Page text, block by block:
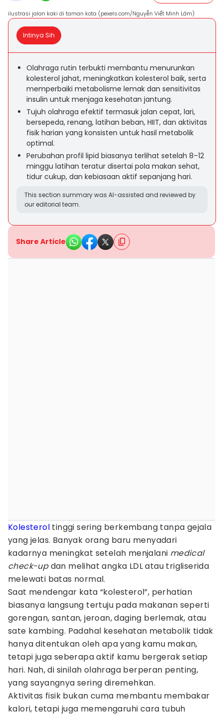
ilustrasi jalan kaki di taman kota (pexels.com/Nguyễn Viết Minh Lâm)
Intinya Sih
Olahraga rutin terbukti membantu menurunkan
kolesterol jahat, meningkatkan kolesterol baik, serta
memperbaiki metabolisme lemak dan sensitivitas
insulin untuk menjaga kesehatan jantung.
Tujuh olahraga efektif termasuk jalan cepat, lari,
bersepeda, renang, latihan beban, HIIT, dan aktivitas
fisik harian yang konsisten untuk hasil metabolik
optimal.
Perubahan profil lipid biasanya terlihat setelah 8–12
minggu latihan teratur disertai pola makan sehat,
tidur cukup, dan kebiasaan aktif sepanjang hari.
This section summary was AI-assisted and reviewed by
our editorial team.
Share Article
Kolesterol tinggi sering berkembang tanpa gejala
yang jelas. Banyak orang baru menyadari
kadarnya meningkat setelah menjalani medical
check-updan melihat angka LDL atau trigliserida
melewati batas normal.
Saat mendengar kata “kolesterol”, perhatian
biasanya langsung tertuju pada makanan seperti
gorengan, santan, jeroan, daging berlemak, atau
sate kambing. Padahal kesehatan metabolik tidak
hanya ditentukan oleh apa yang kamu makan,
tetapi juga seberapa aktif kamu bergerak setiap
hari. Nah, di sinilah olahraga berperan penting,
yang sayangnya sering diremehkan.
Aktivitas fisik bukan cuma membantu membakar
kalori, tetapi juga memengaruhi cara tubuh